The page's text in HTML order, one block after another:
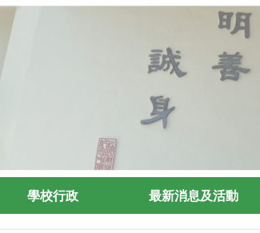
學校行政 最新消息及活動